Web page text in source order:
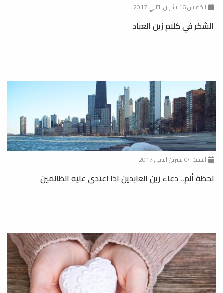
الخميس 16 تشرين الثاني 2017
الشكر في كلام زين العباد
السبت 04 تشرين الثاني 2017
لحظة ألم.. دعاء زين العابدين اذا اعتدى عليه الظالمين